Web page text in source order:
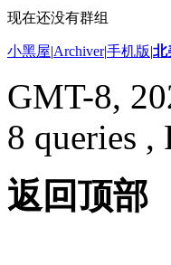
现在还没有群组
小黑屋|Archiver|手机版|北
GMT-8,
8 queries ,
返回顶部